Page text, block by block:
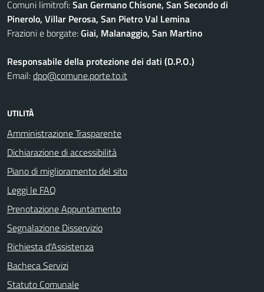
Comuni limitrofi:San Germano Chisone, San Secondo di
Pinerolo, Villar Perosa, San Pietro Val Lemina
Frazioni e borgate:Giai, Malanaggio, San Martino
Responsabile della protezione dei dati (D.P.O.)
Email:dpo@comune.porte.to.it
UTILITÀ
Amministrazione Trasparente
Dichiarazione di accessibilità
Piano di miglioramento del sito
Leggi le FAQ
Prenotazione Appuntamento
Segnalazione Disservizio
Richiesta d'Assistenza
Bacheca Servizi
Statuto Comunale